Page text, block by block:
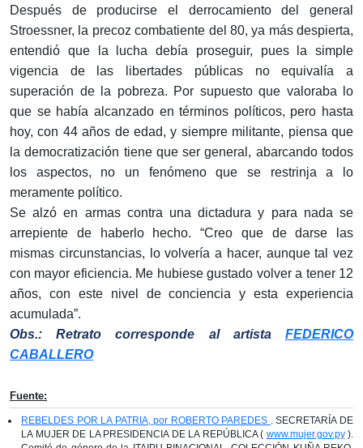
Después de producirse el derrocamiento del general
Stroessner, la precoz combatiente del 80, ya más despierta,
entendió que la lucha debía proseguir, pues la simple
vigencia de las libertades públicas no equivalía a
superación de la pobreza. Por supuesto que valoraba lo
que se había alcanzado en términos políticos, pero hasta
hoy, con 44 años de edad, y siempre militante, piensa que
la democratización tiene que ser general, abarcando todos
los aspectos, no un fenómeno que se restrinja a lo
meramente político.
Se alzó en armas contra una dictadura y para nada se
arrepiente de haberlo hecho. “Creo que de darse las
mismas circunstancias, lo volvería a hacer, aunque tal vez
con mayor eficiencia. Me hubiese gustado volver a tener 12
años, con este nivel de conciencia y esta experiencia
acumulada”.
Obs.: Retrato corresponde al artista FEDERICO
CABALLERO
Fuente:
REBELDES POR LA PATRIA, por ROBERTO PAREDES . SECRETARÍA DE
LA MUJER DE LA PRESIDENCIA DE LA REPÚBLICA ( www.mujer.gov.py).